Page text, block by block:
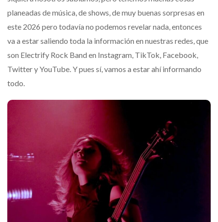
planeadas de música, de shows, de muy buenas sorpresas en
este 2026 pero todavía no podemos revelar nada, entonces
va a estar saliendo toda la información en nuestras redes, que
son Electrify Rock Band en Instagram, TikTok, Facebook,
Twitter y YouTube. Y pues sí, vamos a estar ahí informando
todo.